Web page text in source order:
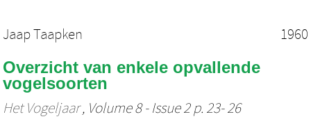
Jaap Taapken 1960
Overzicht van enkele opvallende
vogelsoorten
Het Vogeljaar, Volume 8 - Issue 2 p. 23- 26